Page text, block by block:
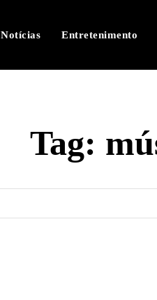
Notícias Entretenimento
Tag: